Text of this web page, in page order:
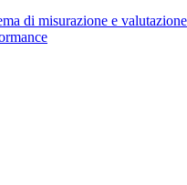
di misurazione e